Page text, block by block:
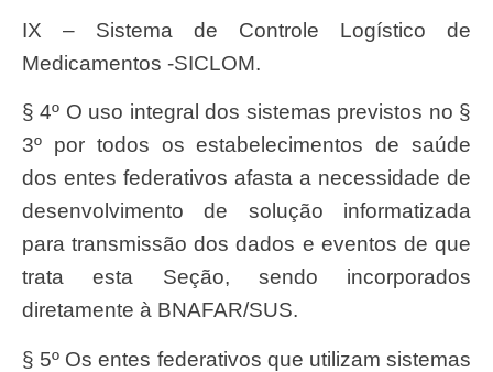
IX – Sistema de Controle Logístico de
Medicamentos -SICLOM.
§ 4º O uso integral dos sistemas previstos no §
3º por todos os estabelecimentos de saúde
dos entes federativos afasta a necessidade de
desenvolvimento de solução informatizada
para transmissão dos dados e eventos de que
trata esta Seção, sendo incorporados
diretamente à BNAFAR/SUS.
§ 5º Os entes federativos que utilizam sistemas